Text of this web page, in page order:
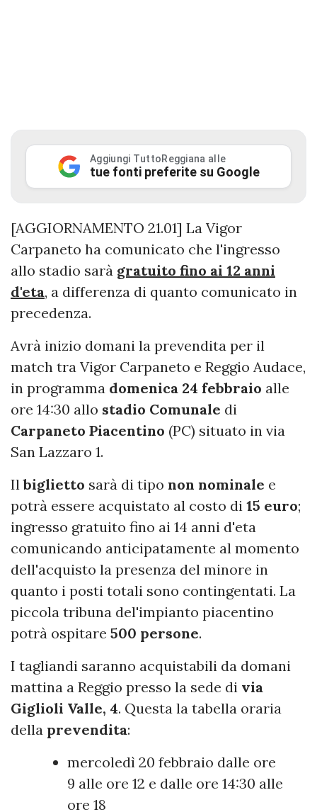
Aggiungi TuttoReggiana alle
tue fonti preferite su Google
[AGGIORNAMENTO 21.01] La Vigor
Carpaneto ha comunicato che l'ingresso
allo stadio sarà gratuito fino ai 12 anni
d'eta, a differenza di quanto comunicato in
precedenza.
Avrà inizio domani la prevendita per il
match tra Vigor Carpaneto e Reggio Audace,
in programma domenica 24 febbraio alle
ore 14:30 allo stadio Comunale di
Carpaneto Piacentino (PC) situato in via
San Lazzaro 1.
Ilbiglietto sarà di tipo non nominale e
potrà essere acquistato al costo di 15 euro;
ingresso gratuito fino ai 14 anni d'eta
comunicando anticipatamente al momento
dell'acquisto la presenza del minore in
quanto i posti totali sono contingentati. La
piccola tribuna del'impianto piacentino
potrà ospitare 500 persone.
I tagliandi saranno acquistabili da domani
mattina a Reggio presso la sede di via
Giglioli Valle, 4. Questa la tabella oraria
della prevendita:
mercoledì 20 febbraio dalle ore
9 alle ore 12 e dalle ore 14:30 alle
ore 18